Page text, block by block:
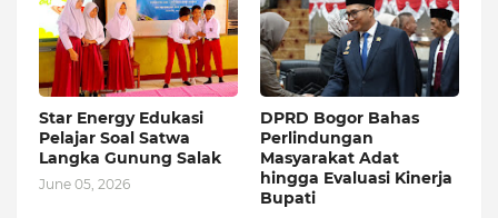
Star Energy Edukasi
Pelajar Soal Satwa
Langka Gunung Salak
June 05, 2026
DPRD Bogor Bahas
Perlindungan
Masyarakat Adat
hingga Evaluasi Kinerja
Bupati